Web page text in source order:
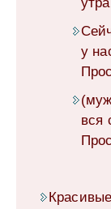
у
вся